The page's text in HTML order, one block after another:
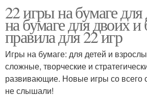
22 игры на бумаге
на бумаге для двоих и
правила для 22 игр
Игры на бумаге: для детей и
сложные, творческие и
развивающие. Новые игры со всего
не слышали!